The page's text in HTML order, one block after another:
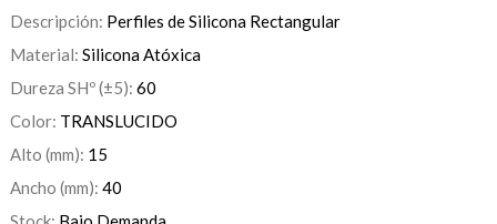
Descripción: Perfiles de Silicona Rectangular
Material: Silicona Atóxica
Dureza SHº (±5): 60
Color: TRANSLUCIDO
Alto (mm): 15
Ancho (mm): 40